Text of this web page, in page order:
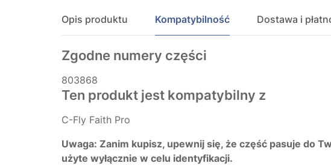
Opis produktu Kompatybilność Dostawa i
Zgodne numery części
803868
Ten produkt jest kompatybilny z
C-Fly Faith Pro
Uwaga: Zanim kupisz, upewnij się, że część pasuje do
użyte wyłącznie w celu identyfikacji.